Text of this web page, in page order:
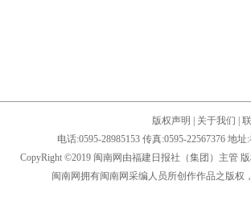
版权声明 关于我们
电话:0595-28985153 传真:0595-22567376 地
CopyRight ©2019 闽南网由福建日报社（集团）主管
闽南网拥有闽南网采编人员所创作作品之版